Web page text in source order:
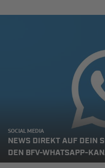
SOCIAL MEDIA
NEWS DIREKT AUF DEIN
DEN BFV-WHATSAPP-